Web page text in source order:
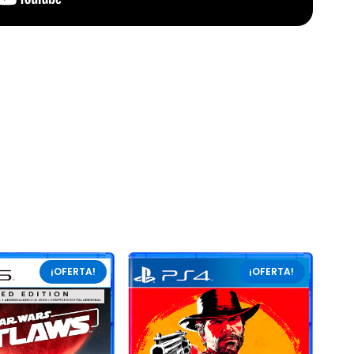
¡OFERTA! ¡OFERTA!